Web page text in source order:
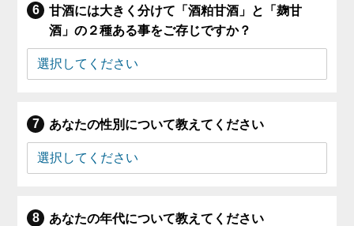
甘酒には大きく分けて「酒粕甘酒」と「麹甘
酒」の２種ある事をご存じですか？
あなたの性別について教えてください
あなたの年代について教えてください